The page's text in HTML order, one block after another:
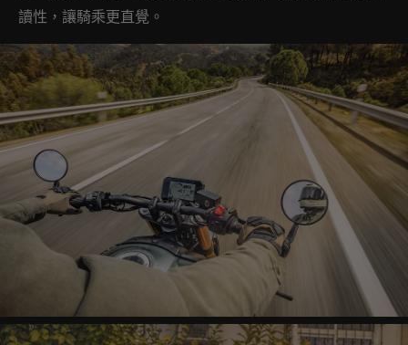
讀性，讓騎乘更直覺。